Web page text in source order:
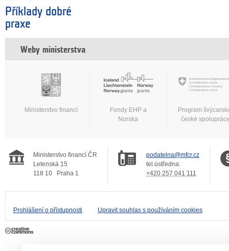
Příklady dobré
praxe
Weby ministerstva
Ministerstvo financí
Fondy EHP a
Norska
Program
české
Ministerstvo financí ČR
Letenská 15
118 10
Praha 1
podatelna@mfcr.cz
tel.ústředna:
+420 257 041 111
Prohlášení o přístupnosti Upravit souhlas s používáním cookies